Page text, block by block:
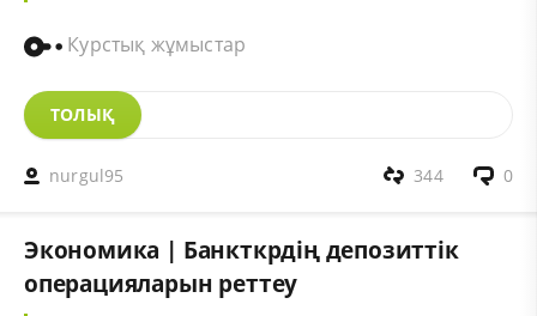
Курстық жұмыстар
ТОЛЫҚ
nurgul95 0
344
Экономика | Банкткрдің депозиттік
операцияларын реттеу